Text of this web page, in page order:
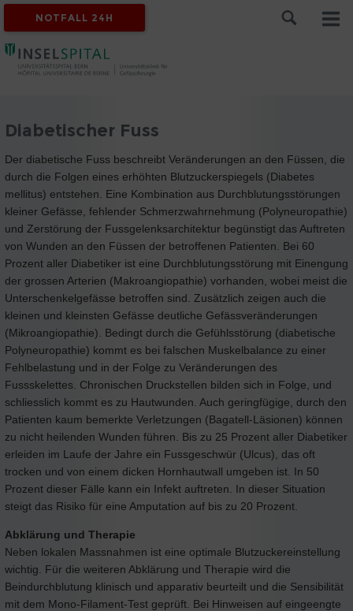
NOTFALL 24H
Diabetischer Fuss
Der diabetische Fuss beschreibt Veränderungen an den Füssen, die
durch die Folgen eines erhöhten Blutzuckerspiegels (Diabetes
mellitus) entstehen. Eine Kombination aus Durchblutungsstörungen
kleiner Gefässe, fehlender Schmerzwahrnehmung (Polyneuropathie)
und Zerstörung der Fussgelenksarchitektur begünstigt das Auftreten
von Wunden an den Füssen der betroffenen Patienten. Bei 60
Prozent aller Diabetiker ist eine Durchblutungsstörung mit Einengung
der grossen Arterien (Makroangiopathie) vorhanden, wobei meist die
Unterschenkelgefässe betroffen sind. Zusätzlich zeigen auch die
kleinen und kleinsten Gefässe deutliche Gefässveränderungen
(Mikroangiopathie). Bedingt durch die Gefühlsstörung (diabetische
Polyneuropathie) kommt es bei falschen Muskelbalance zu einer
Fehlbelastung und in der Folge zu Veränderungen des
Fussskelettes. Chronischen Druckstellen bilden sich in Folge, und
schliesslich kommt es zu Hautwunden. Auch geringfügige, durch den
Patienten kaum bemerkte Verletzungen (Bagatell-Läsionen) können
zu nicht heilenden Wunden führen. Bis zu 25 Prozent aller Diabetiker
erleiden im Laufe der Jahre ein Fussgeschwür (Ulcus), das oft
trocken und von einem dicken Hornhautwall umgeben ist. In 50
Prozent dieser Fälle kann ein Infekt auftreten. In dieser Situation
steigt das Risiko für eine Amputation auf bis zu 20 Prozent.
Abklärung und Therapie
Neben lokalen Massnahmen ist eine optimale Blutzuckereinstellung
wichtig. Für die weiteren Abklärung und Therapie wird die
Beindurchblutung klinisch und apparativ beurteilt und die Sensibilität
mit dem Mono-Filament-Test geprüft. Bei Hinweisen auf eingeengte